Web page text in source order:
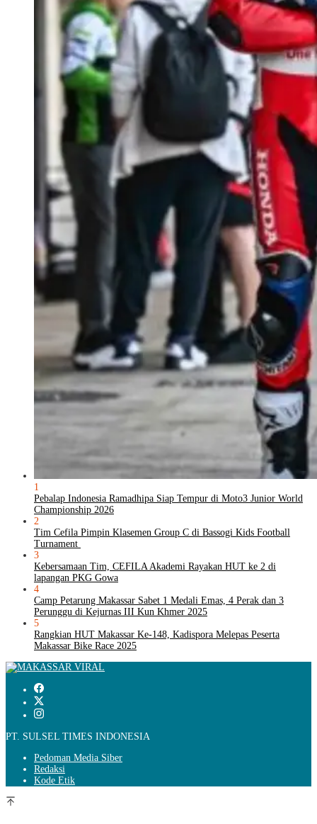
1
Pebalap Indonesia Ramadhipa Siap Tempur di Moto3 Junior World
Championship 2026
2
Tim Cefila Pimpin Klasemen Group C di Bassogi Kids Football
Turnament
3
Kebersamaan Tim, CEFILA Akademi Rayakan HUT ke 2 di
lapangan PKG Gowa
4
Camp Petarung Makassar Sabet 1 Medali Emas, 4 Perak dan 3
Perunggu di Kejurnas III Kun Khmer 2025
5
Rangkian HUT Makassar Ke-148, Kadispora Melepas Peserta
Makassar Bike Race 2025
PT. SULSEL TIMES INDONESIA
Pedoman Media Siber
Redaksi
Kode Etik